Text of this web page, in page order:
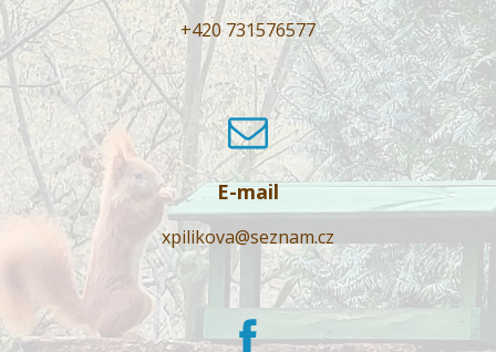
+420 731576577
E-mail
xpilikova@seznam.cz